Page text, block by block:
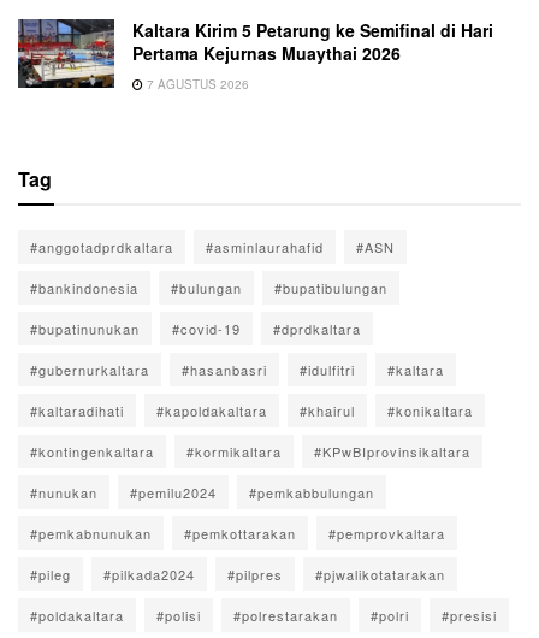
Kaltara Kirim 5 Petarung ke Semifinal di Hari
Pertama Kejurnas Muaythai 2026
7 AGUSTUS 2026
Tag
#anggotadprdkaltara #asminlaurahafid #ASN
#bankindonesia #bulungan #bupatibulungan
#bupatinunukan #covid-19 #dprdkaltara
#gubernurkaltara #hasanbasri #idulfitri #kaltara
#kaltaradihati #kapoldakaltara #khairul #konikaltara
#kontingenkaltara #kormikaltara #KPwBIprovinsikaltara
#nunukan #pemilu2024 #pemkabbulungan
#pemkabnunukan #pemkottarakan #pemprovkaltara
#pileg #pilkada2024 #pilpres #pjwalikotatarakan
#poldakaltara #polisi #polrestarakan #polri #presisi